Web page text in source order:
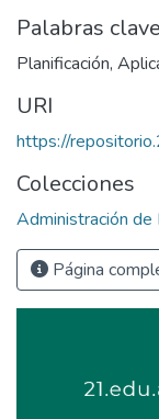
Palabras clave
Planificación,
URI
https://
Colecciones
Administración de
Página